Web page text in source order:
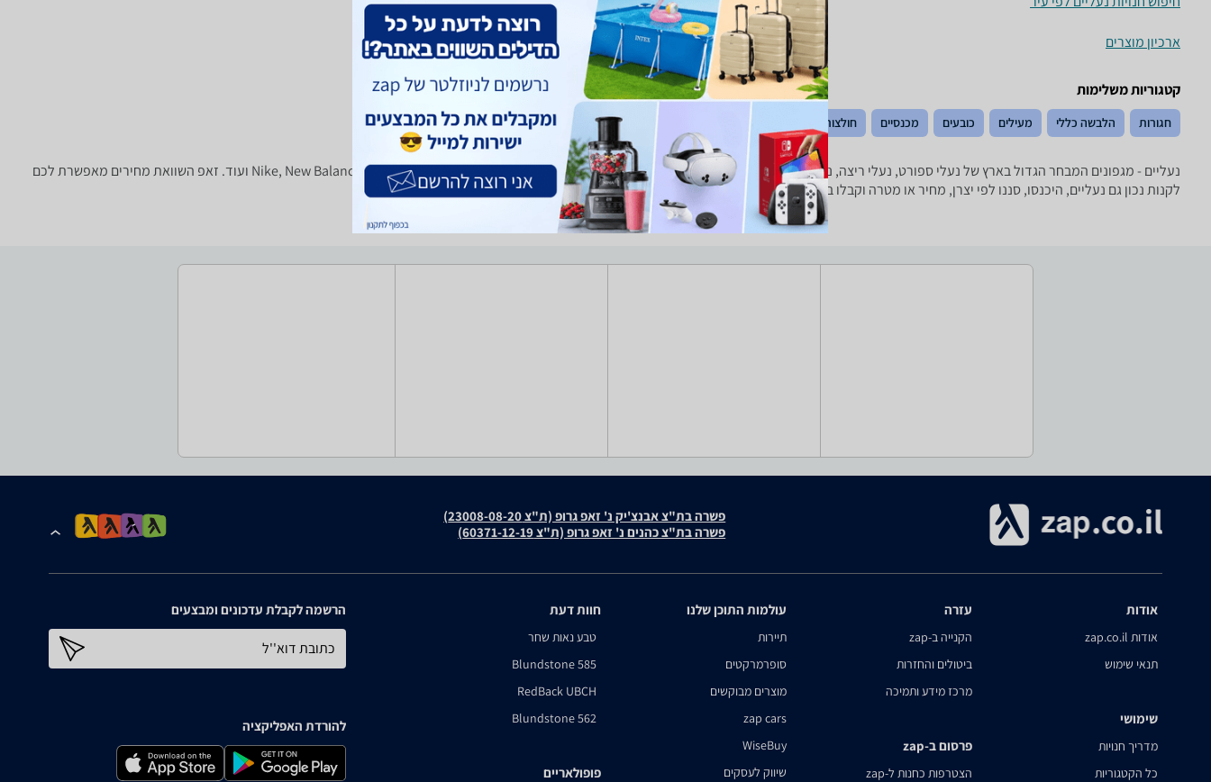
ארכיון מוצרים
קטגוריות משלימות
חגורות הלבשה כללי מעילים כובעים מכנסיים חולצות וסריגים בגדי ים בגדי ספורט תכשירים לנעליים
נעליים - ‏מגפונים המבחר הגדול בארץ של נעלי ספורט, נעלי ריצה, נעלי הרים, נעליים אוסטרליות וכו' של טובי המותגים: Nike, New Balance, Saucony, Blundstone, RedBack ועוד. זאפ השוואת מחירים מאפשרת לכם
לקנות נכון גם נעליים, היכנסו, סננו לפי יצרן, מחיר או מטרה וקבלו בתוצאות החיפוש מחירים של מבחר רחב של נעליים הרלוונטיות עבורכם.
פשרה בת"צ אבנצ'יק נ' זאפ גרופ (ת"צ 23008-08-20)
פשרה בת"צ כהנים נ' זאפ גרופ (ת"צ 60371-12-19)
אודות
אודות zap.co.il
תנאי שימוש
שימושי
מדריך חנויות
כל הקטגוריות
עזרה
הקנייה ב-zap
ביטולים והחזרות
מרכז מידע ותמיכה
פרסום ב-zap
הצטרפות כחנות ל-zap
עולמות התוכן שלנו
תיירות
סופרמרקטים
מוצרים מבוקשים
zap cars
WiseBuy
שיווק לעסקים
חוות דעת
טבע נאות שחר
Blundstone 585
RedBack UBCH
Blundstone 562
פופולאריים
הרשמה לקבלת עדכונים ומבצעים
כתובת דוא''ל
להורדת האפליקציה